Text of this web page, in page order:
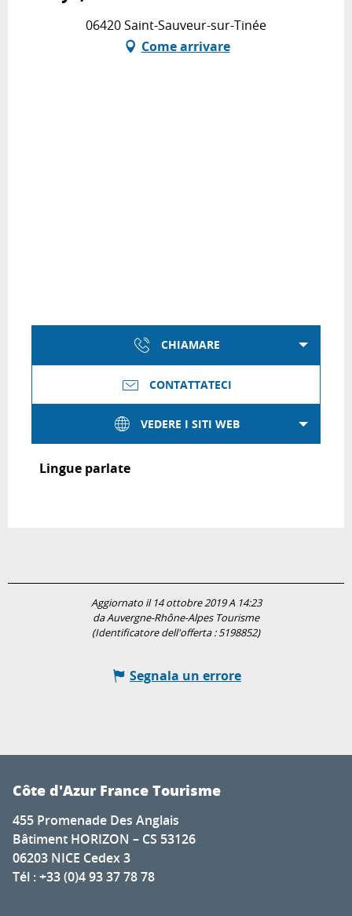
06420 Saint-Sauveur-sur-Tinée
Come arrivare
CHIAMARE
CONTATTATECI
VEDERE I SITI WEB
Lingue parlate
Lingue parlate
Aggiornato il 14 ottobre 2019 A 14:23
da Auvergne-Rhône-Alpes Tourisme
(Identificatore dell'offerta :5198852)
Segnala un errore
Côte d'Azur France Tourisme
455 Promenade Des Anglais
Bâtiment HORIZON – CS 53126
06203 NICE Cedex 3
Tél : +33 (0)4 93 37 78 78